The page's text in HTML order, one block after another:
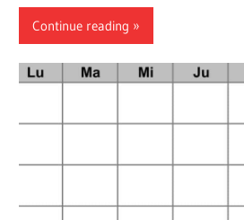
Continue reading